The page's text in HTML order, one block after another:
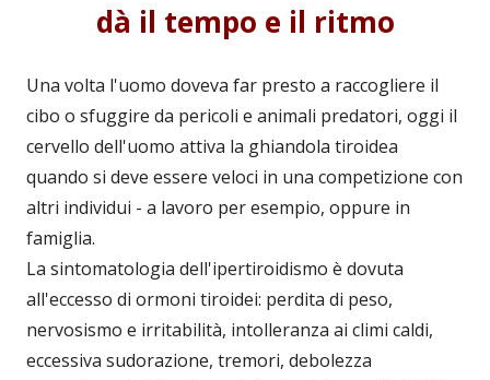
dà il tempo e il ritmo
Una volta l'uomo doveva far presto a raccogliere il
cibo o sfuggire da pericoli e animali predatori, oggi il
cervello dell'uomo attiva la ghiandola tiroidea
quando si deve essere veloci in una competizione con
altri individui - a lavoro per esempio, oppure in
famiglia.
La sintomatologia dell'ipertiroidismo è dovuta
all'eccesso di ormoni tiroidei: perdita di peso,
nervosismo e irritabilità, intolleranza ai climi caldi,
eccessiva sudorazione, tremori, debolezza